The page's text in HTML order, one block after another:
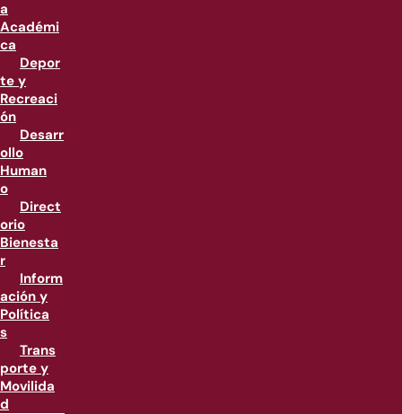
a
Académi
ca
Depor
te y
Recreaci
ón
Desarr
ollo
Human
o
Direct
orio
Bienesta
r
Inform
ación y
Política
s
Trans
porte y
Movilida
d